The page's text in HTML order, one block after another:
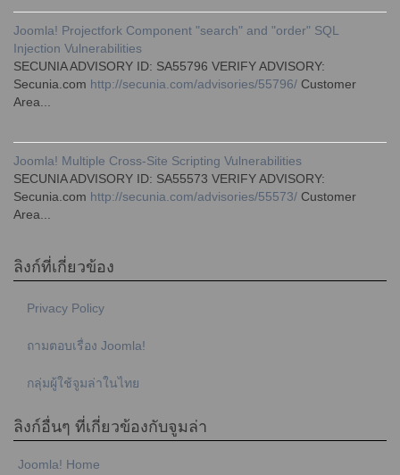
Joomla! Projectfork Component "search" and "order" SQL
Injection Vulnerabilities
SECUNIA ADVISORY ID: SA55796 VERIFY ADVISORY:
Secunia.com http://secunia.com/advisories/55796/ Customer
Area...
Joomla! Multiple Cross-Site Scripting Vulnerabilities
SECUNIA ADVISORY ID: SA55573 VERIFY ADVISORY:
Secunia.com http://secunia.com/advisories/55573/ Customer
Area...
ลิงก์ที่เกี่ยวข้อง
Privacy Policy
ถามตอบเรื่อง Joomla!
กลุ่มผู้ใช้จูมล่าในไทย
ลิงก์อื่นๆ ที่เกี่ยวข้องกับจูมล่า
Joomla! Home